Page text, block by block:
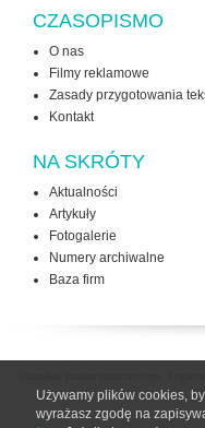
CZASOPISMO
O nas
Filmy reklamowe
Zasady przygotowania
Kontakt
NA SKRÓTY
Aktualności
Artykuły
Fotogalerie
Numery archiwalne
Baza firm
Używamy plików cookies,
wyrażasz zgodę na